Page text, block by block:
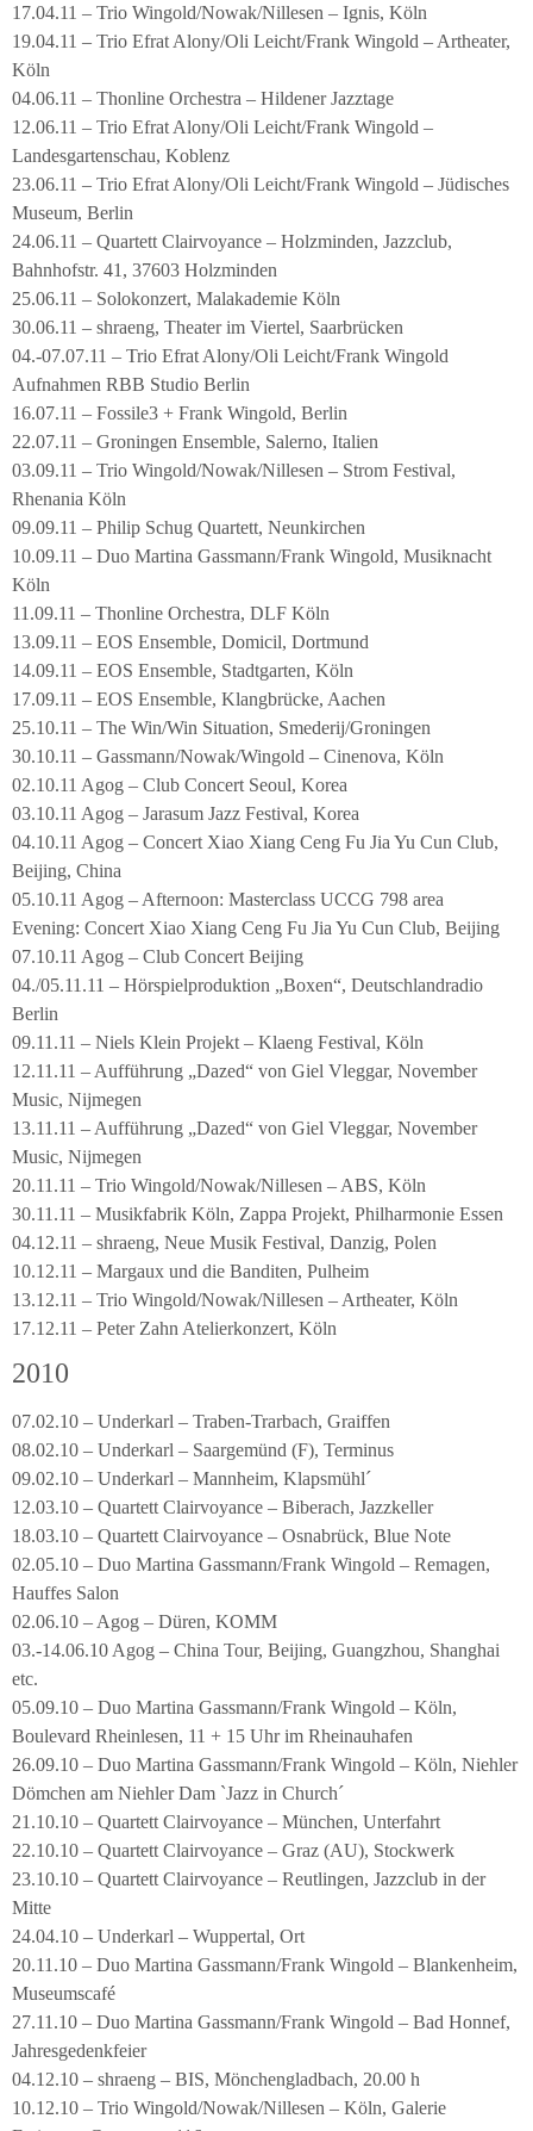
17.04.11 – Trio Wingold/Nowak/Nillesen – Ignis, Köln
19.04.11 – Trio Efrat Alony/Oli Leicht/Frank Wingold – Artheater,
Köln
04.06.11 – Thonline Orchestra – Hildener Jazztage
12.06.11 – Trio Efrat Alony/Oli Leicht/Frank Wingold –
Landesgartenschau, Koblenz
23.06.11 – Trio Efrat Alony/Oli Leicht/Frank Wingold – Jüdisches
Museum, Berlin
24.06.11 – Quartett Clairvoyance – Holzminden, Jazzclub,
Bahnhofstr. 41, 37603 Holzminden
25.06.11 – Solokonzert, Malakademie Köln
30.06.11 – shraeng, Theater im Viertel, Saarbrücken
04.-07.07.11 – Trio Efrat Alony/Oli Leicht/Frank Wingold
Aufnahmen RBB Studio Berlin
16.07.11 – Fossile3 + Frank Wingold, Berlin
22.07.11 – Groningen Ensemble, Salerno, Italien
03.09.11 – Trio Wingold/Nowak/Nillesen – Strom Festival,
Rhenania Köln
09.09.11 – Philip Schug Quartett, Neunkirchen
10.09.11 – Duo Martina Gassmann/Frank Wingold, Musiknacht
Köln
11.09.11 – Thonline Orchestra, DLF Köln
13.09.11 – EOS Ensemble, Domicil, Dortmund
14.09.11 – EOS Ensemble, Stadtgarten, Köln
17.09.11 – EOS Ensemble, Klangbrücke, Aachen
25.10.11 – The Win/Win Situation, Smederij/Groningen
30.10.11 – Gassmann/Nowak/Wingold – Cinenova, Köln
02.10.11 Agog – Club Concert Seoul, Korea
03.10.11 Agog – Jarasum Jazz Festival, Korea
04.10.11 Agog – Concert Xiao Xiang Ceng Fu Jia Yu Cun Club,
Beijing, China
05.10.11 Agog – Afternoon: Masterclass UCCG 798 area
Evening: Concert Xiao Xiang Ceng Fu Jia Yu Cun Club, Beijing
07.10.11 Agog – Club Concert Beijing
04./05.11.11 – Hörspielproduktion „Boxen“, Deutschlandradio
Berlin
09.11.11 – Niels Klein Projekt – Klaeng Festival, Köln
12.11.11 – Aufführung „Dazed“ von Giel Vleggar, November
Music, Nijmegen
13.11.11 – Aufführung „Dazed“ von Giel Vleggar, November
Music, Nijmegen
20.11.11 – Trio Wingold/Nowak/Nillesen – ABS, Köln
30.11.11 – Musikfabrik Köln, Zappa Projekt, Philharmonie Essen
04.12.11 – shraeng, Neue Musik Festival, Danzig, Polen
10.12.11 – Margaux und die Banditen, Pulheim
13.12.11 – Trio Wingold/Nowak/Nillesen – Artheater, Köln
17.12.11 – Peter Zahn Atelierkonzert, Köln
2010
07.02.10 – Underkarl – Traben-Trarbach, Graiffen
08.02.10 – Underkarl – Saargemünd (F), Terminus
09.02.10 – Underkarl – Mannheim, Klapsmühl´
12.03.10 – Quartett Clairvoyance – Biberach, Jazzkeller
18.03.10 – Quartett Clairvoyance – Osnabrück, Blue Note
02.05.10 – Duo Martina Gassmann/Frank Wingold – Remagen,
Hauffes Salon
02.06.10 – Agog – Düren, KOMM
03.-14.06.10 Agog – China Tour, Beijing, Guangzhou, Shanghai
etc.
05.09.10 – Duo Martina Gassmann/Frank Wingold – Köln,
Boulevard Rheinlesen, 11 + 15 Uhr im Rheinauhafen
26.09.10 – Duo Martina Gassmann/Frank Wingold – Köln, Niehler
Dömchen am Niehler Dam `Jazz in Church´
21.10.10 – Quartett Clairvoyance – München, Unterfahrt
22.10.10 – Quartett Clairvoyance – Graz (AU), Stockwerk
23.10.10 – Quartett Clairvoyance – Reutlingen, Jazzclub in der
Mitte
24.04.10 – Underkarl – Wuppertal, Ort
20.11.10 – Duo Martina Gassmann/Frank Wingold – Blankenheim,
Museumscafé
27.11.10 – Duo Martina Gassmann/Frank Wingold – Bad Honnef,
Jahresgedenkfeier
04.12.10 – shraeng – BIS, Mönchengladbach, 20.00 h
10.12.10 – Trio Wingold/Nowak/Nillesen – Köln, Galerie